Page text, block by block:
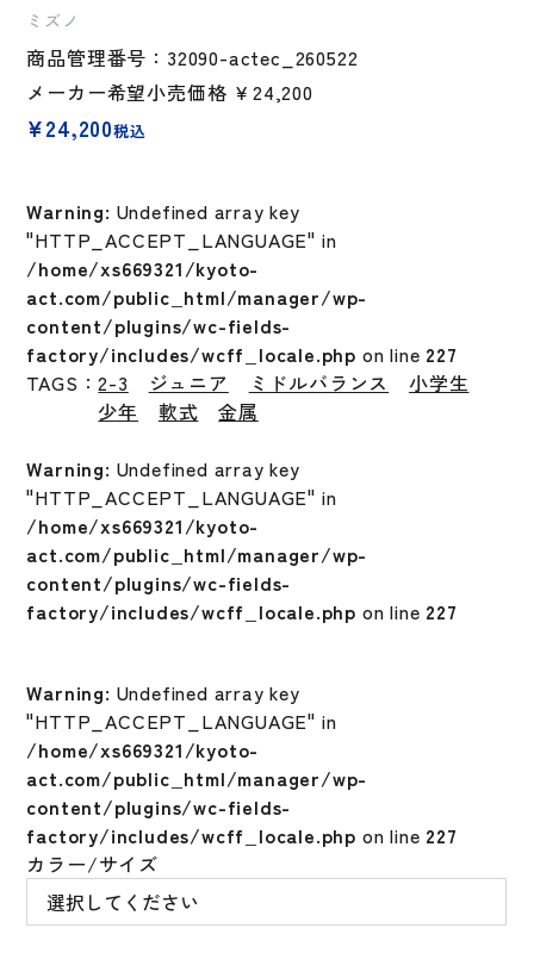
ミズノ
商品管理番号：32090-actec_260522
メーカー希望小売価格 ￥24,200
¥24,200税込
Warning: Undefined array key
"HTTP_ACCEPT_LANGUAGE" in
/home/xs669321/kyoto-
act.com/public_html/manager/wp-
content/plugins/wc-fields-
factory/includes/wcff_locale.php on line 227
TAGS：2-3 ジュニア ミドルバランス
小学生
少年
軟式
金属
Warning: Undefined array key
"HTTP_ACCEPT_LANGUAGE" in
/home/xs669321/kyoto-
act.com/public_html/manager/wp-
content/plugins/wc-fields-
factory/includes/wcff_locale.php on line 227
Warning: Undefined array key
"HTTP_ACCEPT_LANGUAGE" in
/home/xs669321/kyoto-
act.com/public_html/manager/wp-
content/plugins/wc-fields-
factory/includes/wcff_locale.php on line 227
カラー/サイズ